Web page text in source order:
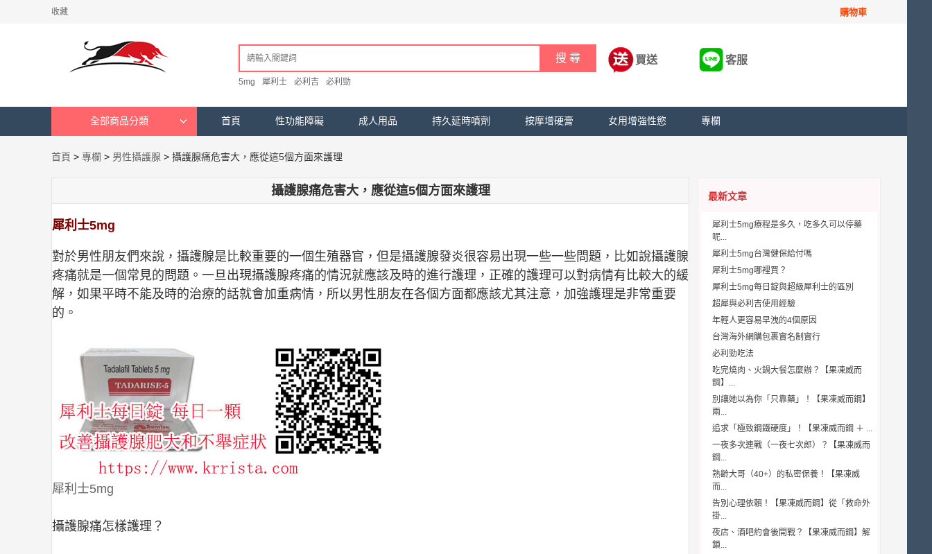
收藏 購物車
5mg 犀利士 必利吉 必利勁
買送 客服
全部商品分類 首頁 性功能障礙 成人用品 持久延時噴劑 按摩增硬膏 女用增強性慾 專欄
首頁 > 專欄 > 男性攝護腺 > 攝護腺痛危害大，應從這5個方面來護理
攝護腺痛危害大，應從這5個方面來護理
犀利士5mg
對於男性朋友們來說，攝護腺是比較重要的一個生殖器官，但是攝護腺發炎很容易出現一些一些問題，比如說攝護腺
疼痛就是一個常見的問題。一旦出現攝護腺疼痛的情況就應該及時的進行護理，正確的護理可以對病情有比較大的緩
解，如果平時不能及時的治療的話就會加重病情，所以男性朋友在各個方面都應該尤其注意，加強護理是非常重要
的。
犀利士5mg
攝護腺痛怎樣護理？
最新文章
犀利士5mg療程是多久，吃多久可以停藥
呢...
犀利士5mg台灣健保給付嗎
犀利士5mg哪裡買？
犀利士5mg每日錠與超級犀利士的區別
超犀與必利吉使用經驗
年輕人更容易早洩的4個原因
台灣海外網購包裹實名制實行
必利勁吃法
吃完燒肉、火鍋大餐怎麼辦？【果凍威而
鋼】...
別讓她以為你「只靠藥」！【果凍威而鋼】
兩...
追求「極致鋼鐵硬度」！【果凍威而鋼 ＋ ...
一夜多次連戰（一夜七次郎）？【果凍威而
鋼...
熟齡大哥（40+）的私密保養！【果凍威
而...
告別心理依賴！【果凍威而鋼】從「救命外
掛...
夜店、酒吧約會後開戰？【果凍威而鋼】解
鎖...